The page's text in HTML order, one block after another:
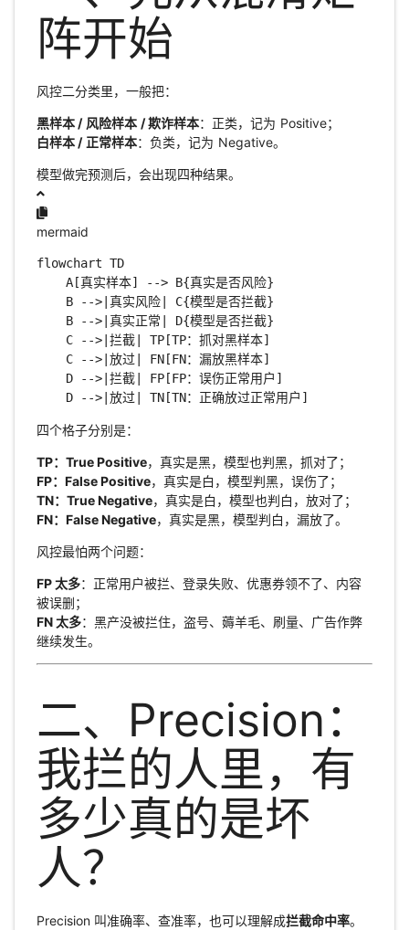
阵开始
风控二分类里，一般把：
黑样本 / 风险样本 / 欺诈样本：正类，记为 Positive；
白样本 / 正常样本：负类，记为 Negative。
模型做完预测后，会出现四种结果。
mermaid
flowchart TD
    A[真实样本] --> B{真实是否风险}
    B -->|真实风险| C{模型是否拦截}
    B -->|真实正常| D{模型是否拦截}
    C -->|拦截| TP[TP：抓对黑样本]
    C -->|放过| FN[FN：漏放黑样本]
    D -->|拦截| FP[FP：误伤正常用户]
    D -->|放过| TN[TN：正确放过正常用户]
四个格子分别是：
TP：True Positive，真实是黑，模型也判黑，抓对了；
FP：False Positive，真实是白，模型判黑，误伤了；
TN：True Negative，真实是白，模型也判白，放对了；
FN：False Negative，真实是黑，模型判白，漏放了。
风控最怕两个问题：
FP 太多：正常用户被拦、登录失败、优惠券领不了、内容
被误删；
FN 太多：黑产没被拦住，盗号、薅羊毛、刷量、广告作弊
继续发生。
二、Precision：
我拦的人里，有
多少真的是坏
人？
Precision 叫准确率、查准率，也可以理解成拦截命中率。